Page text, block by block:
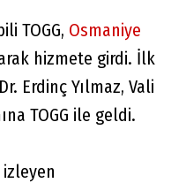
TOGG, Osmaniye
hizmete girdi. İlk
Erdinç Yılmaz, Vali
TOGG ile geldi.
izleyen